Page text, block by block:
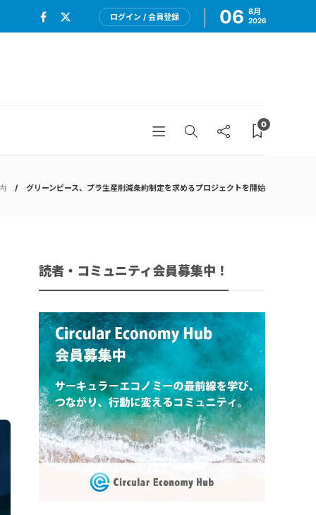
ログイン / 会員登録 06 8月
2026
0
グリーンピース、プラ生産削減条約制定を求めるプロジェクトを開始
読者・コミュニティ会員募集中！